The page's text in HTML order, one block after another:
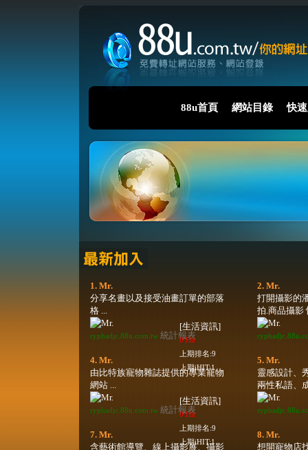
88u首頁 網站目錄 快
1. Mr.
分享名畫以及接受油畫訂單的部落
格 ...
[生活資訊]
0 Hit
上期排名:9
上期iHIT:1
ryphadjc.88u.com.tw 統計報表
2. Mr.
打開攝影的
拍.商品攝影
4. Mr.
由比特族寵物雜誌提供的專業寵物
網站 ...
[生活資訊]
0 Hit
上期排名:9
上期iHIT:1
ryphadjc.88u.com.tw 統計報表
5. Mr.
靈感設計、
兩性私語、
7. Mr.
含藝術館導覽、線上攝影展、攝影
8. Mr.
想開寵物店